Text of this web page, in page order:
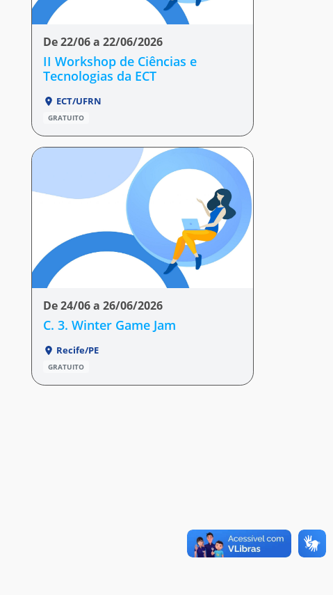
De 22/06 a 22/06/2026
II Workshop de Ciências e
Tecnologias da ECT
ECT/UFRN
GRATUITO
De 24/06 a 26/06/2026
C. 3. Winter Game Jam
Recife/PE
GRATUITO